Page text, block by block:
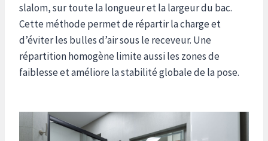
slalom, sur toute la longueur et la largeur du bac.
Cette méthode permet de répartir la charge et
d’éviter les bulles d’air sous le receveur. Une
répartition homogène limite aussi les zones de
faiblesse et améliore la stabilité globale de la pose.